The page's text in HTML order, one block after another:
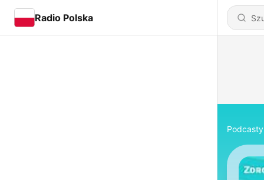
Radio Polska
Podcasty